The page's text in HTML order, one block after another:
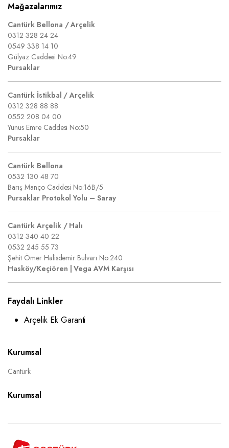
Mağazalarımız
Cantürk Bellona / Arçelik
0312 328 24 24
0549 338 14 10
Gülyaz Caddesi No:49
Pursaklar
Cantürk İstikbal / Arçelik
0312 328 88 88
0552 208 04 00
Yunus Emre Caddesi No:50
Pursaklar
Cantürk Bellona
0532 130 48 70
Barış Manço Caddesi No:16B/5
Pursaklar Protokol Yolu – Saray
Cantürk Arçelik / Halı
0312 340 40 22
0532 245 55 73
Şehit Ömer Halisdemir Bulvarı No:240
Hasköy/Keçiören | Vega AVM Karşısı
Faydalı Linkler
Arçelik Ek Garanti
Kurumsal
Cantürk
Kurumsal